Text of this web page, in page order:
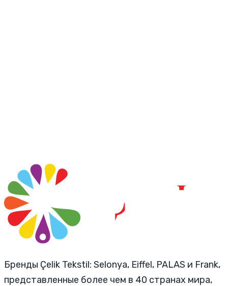
Бренды Çelik Tekstil: Selonya, Eiffel, PALAS и Frank,
представленные более чем в 40 странах мира,